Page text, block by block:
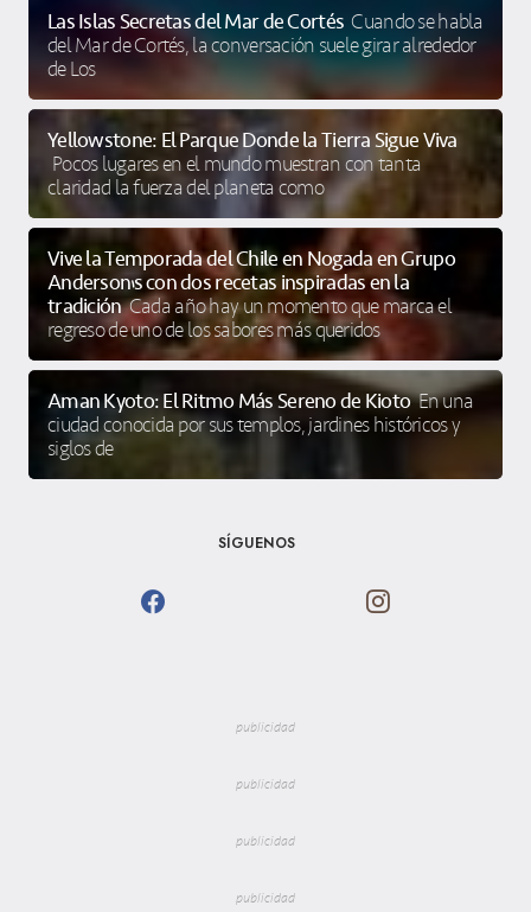
Las Islas Secretas del Mar de Cortés Cuando se habla
del Mar de Cortés, la conversación suele girar alrededor
de Los
Yellowstone: El Parque Donde la Tierra Sigue Viva
Pocos lugares en el mundo muestran con tanta
claridad la fuerza del planeta como
Vive la Temporada del Chile en Nogada en Grupo
Anderson’s con dos recetas inspiradas en la
tradición Cada año hay un momento que marca el
regreso de uno de los sabores más queridos
Aman Kyoto: El Ritmo Más Sereno de Kioto En una
ciudad conocida por sus templos, jardines históricos y
siglos de
SÍGUENOS
publicidad
publicidad
publicidad
publicidad